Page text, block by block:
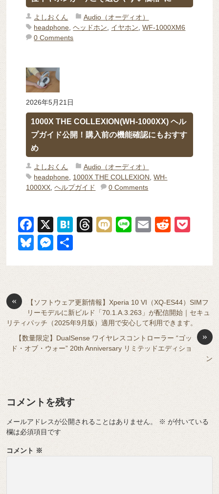
よしおくん
Audio（オーディオ）
headphone,ヘッドホン, イヤホン,WF-1000XM6
0 Comments
2026年5月21日
1000X THE COLLEXION(WH-1000XX) ヘル
プガイド公開！購入前の機能確認にもおすす
め
よしおくん
Audio（オーディオ）
headphone, 1000X THE COLLEXION,WH-
1000XX,ヘルプガイド 0 Comments
F
a
c
e
o
o
k
X
H
n
T
a
d
s
M
Li
E
R
di et
Bl
y
M
n
g
er
«
【ソフトウェア更新情報】Xperia 10 VI（XQ-ES44）SIMフ
リーモデルに新ビルド「70.1.A.3.263」が配信開始｜セキュ
リティパッチ（2025年9月版）適用で安心して利用できます。
»
【数量限定】DualSense ワイヤレスコントローラー “ゴッ
ド・オブ・ウォー” 20th Anniversary リミテッドエディショ
ン
コメントを残す
メールアドレスが公開されることはありません。 ※ が付いている
欄は必須項目です
コメント ※